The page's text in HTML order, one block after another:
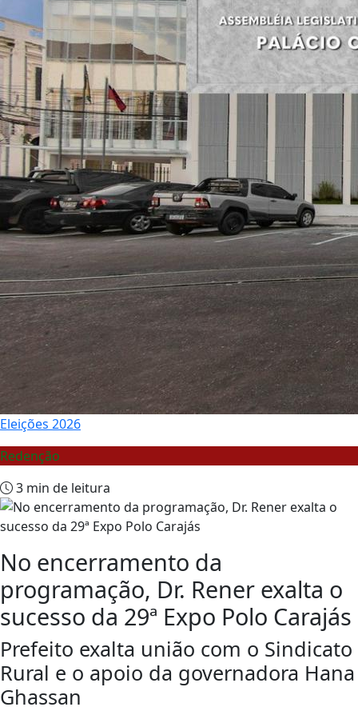
Eleições 2026
Redenção
3 min de leitura
No encerramento da
programação, Dr. Rener exalta o
sucesso da 29ª Expo Polo Carajás
Prefeito exalta união com o Sindicato
Rural e o apoio da governadora Hana
Ghassan